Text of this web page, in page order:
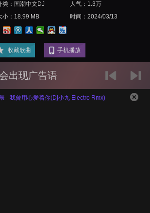
类：国潮中文DJ
人气：1.3万
小：18.99 MB
时间：2024/03/13
收藏歌曲 手机播放
出现广告语
- 我曾用心爱着你(Dj小九 Electro Rmx)